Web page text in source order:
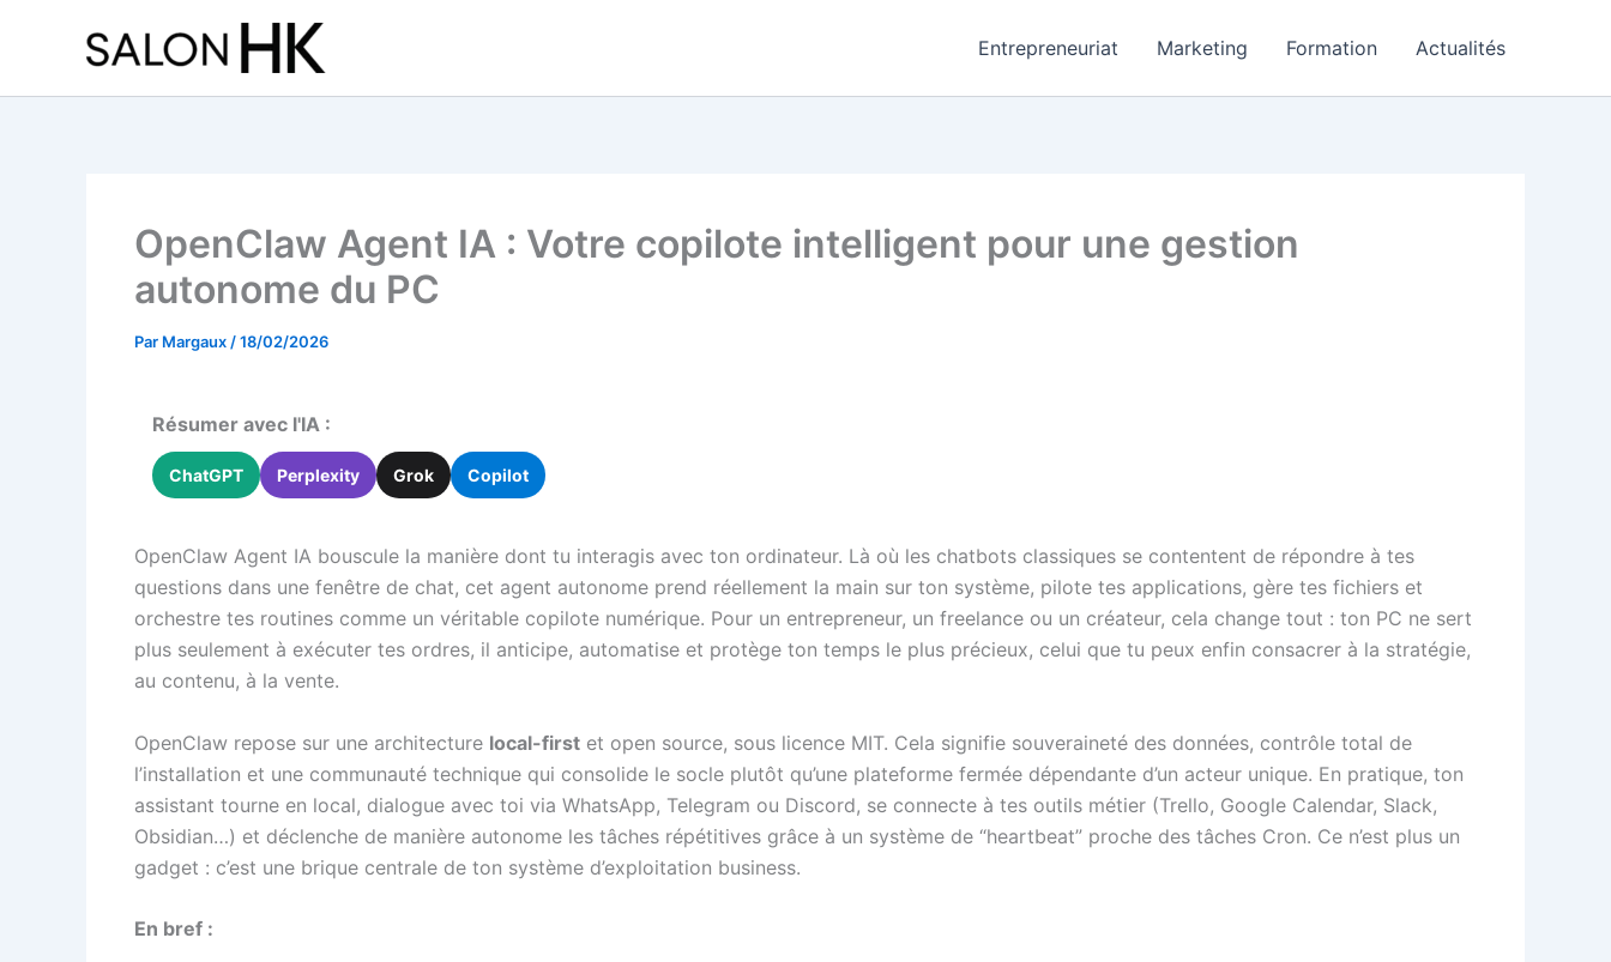
Entrepreneuriat Marketing Formation Actualités
OpenClaw Agent IA : Votre copilote intelligent pour une gestion
autonome du PC
Par Margaux /18/02/2026
Résumer avec l'IA :
ChatGPT Perplexity Grok Copilot
OpenClaw Agent IA bouscule la manière dont tu interagis avec ton ordinateur. Là où les chatbots classiques se contentent de répondre à tes
questions dans une fenêtre de chat, cet agent autonome prend réellement la main sur ton système, pilote tes applications, gère tes fichiers et
orchestre tes routines comme un véritable copilote numérique. Pour un entrepreneur, un freelance ou un créateur, cela change tout : ton PC ne sert
plus seulement à exécuter tes ordres, il anticipe, automatise et protège ton temps le plus précieux, celui que tu peux enfin consacrer à la stratégie,
au contenu, à la vente.
OpenClaw repose sur une architecture local-first et open source, sous licence MIT. Cela signifie souveraineté des données, contrôle total de
l’installation et une communauté technique qui consolide le socle plutôt qu’une plateforme fermée dépendante d’un acteur unique. En pratique, ton
assistant tourne en local, dialogue avec toi via WhatsApp, Telegram ou Discord, se connecte à tes outils métier (Trello, Google Calendar, Slack,
Obsidian…) et déclenche de manière autonome les tâches répétitives grâce à un système de “heartbeat” proche des tâches Cron. Ce n’est plus un
gadget : c’est une brique centrale de ton système d’exploitation business.
En bref :